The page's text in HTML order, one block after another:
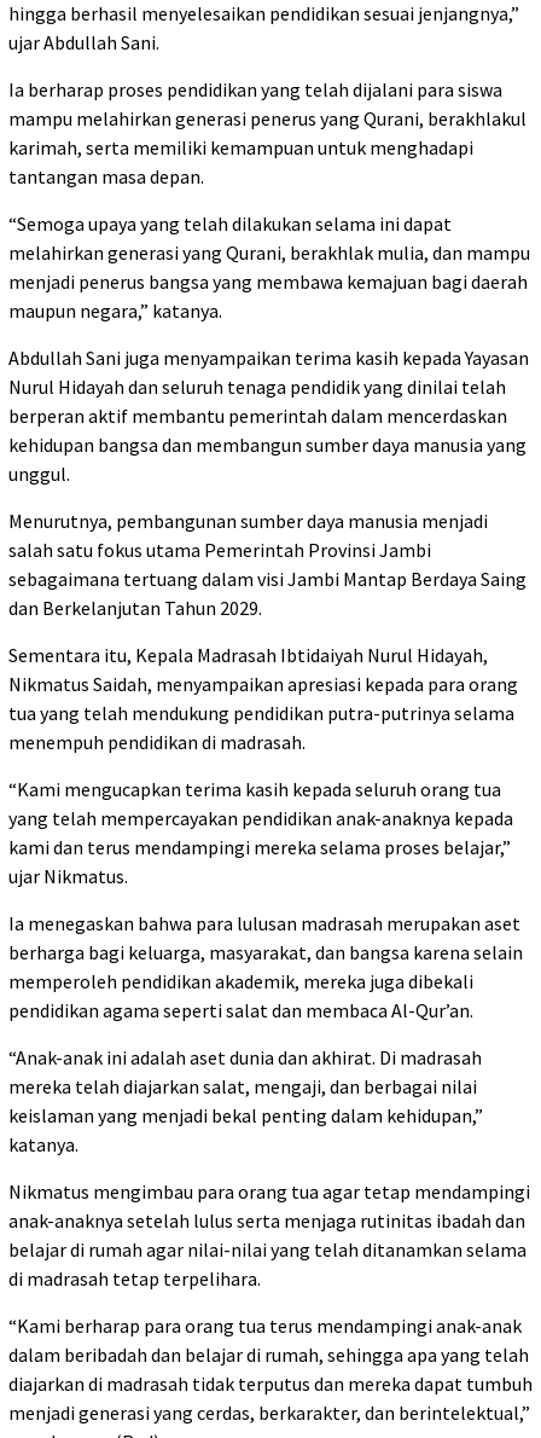
hingga berhasil menyelesaikan pendidikan sesuai jenjangnya,”
ujar Abdullah Sani.
Ia berharap proses pendidikan yang telah dijalani para siswa
mampu melahirkan generasi penerus yang Qurani, berakhlakul
karimah, serta memiliki kemampuan untuk menghadapi
tantangan masa depan.
“Semoga upaya yang telah dilakukan selama ini dapat
melahirkan generasi yang Qurani, berakhlak mulia, dan mampu
menjadi penerus bangsa yang membawa kemajuan bagi daerah
maupun negara,” katanya.
Abdullah Sani juga menyampaikan terima kasih kepada Yayasan
Nurul Hidayah dan seluruh tenaga pendidik yang dinilai telah
berperan aktif membantu pemerintah dalam mencerdaskan
kehidupan bangsa dan membangun sumber daya manusia yang
unggul.
Menurutnya, pembangunan sumber daya manusia menjadi
salah satu fokus utama Pemerintah Provinsi Jambi
sebagaimana tertuang dalam visi Jambi Mantap Berdaya Saing
dan Berkelanjutan Tahun 2029.
Sementara itu, Kepala Madrasah Ibtidaiyah Nurul Hidayah,
Nikmatus Saidah, menyampaikan apresiasi kepada para orang
tua yang telah mendukung pendidikan putra-putrinya selama
menempuh pendidikan di madrasah.
“Kami mengucapkan terima kasih kepada seluruh orang tua
yang telah mempercayakan pendidikan anak-anaknya kepada
kami dan terus mendampingi mereka selama proses belajar,”
ujar Nikmatus.
Ia menegaskan bahwa para lulusan madrasah merupakan aset
berharga bagi keluarga, masyarakat, dan bangsa karena selain
memperoleh pendidikan akademik, mereka juga dibekali
pendidikan agama seperti salat dan membaca Al-Qur’an.
“Anak-anak ini adalah aset dunia dan akhirat. Di madrasah
mereka telah diajarkan salat, mengaji, dan berbagai nilai
keislaman yang menjadi bekal penting dalam kehidupan,”
katanya.
Nikmatus mengimbau para orang tua agar tetap mendampingi
anak-anaknya setelah lulus serta menjaga rutinitas ibadah dan
belajar di rumah agar nilai-nilai yang telah ditanamkan selama
di madrasah tetap terpelihara.
“Kami berharap para orang tua terus mendampingi anak-anak
dalam beribadah dan belajar di rumah, sehingga apa yang telah
diajarkan di madrasah tidak terputus dan mereka dapat tumbuh
menjadi generasi yang cerdas, berkarakter, dan berintelektual,”